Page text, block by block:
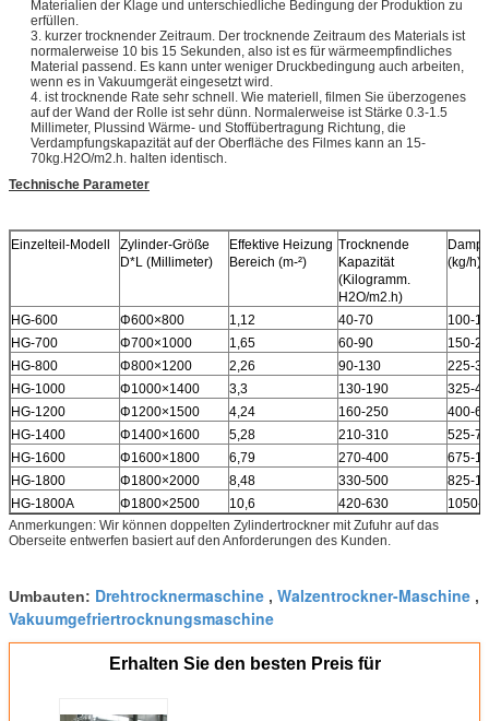
Materialien der Klage und unterschiedliche Bedingung der Produktion zu
erfüllen.
3. kurzer trocknender Zeitraum. Der trocknende Zeitraum des Materials ist
normalerweise 10 bis 15 Sekunden, also ist es für wärmeempfindliches
Material passend. Es kann unter weniger Druckbedingung auch arbeiten,
wenn es in Vakuumgerät eingesetzt wird.
4. ist trocknende Rate sehr schnell. Wie materiell, filmen Sie überzogenes
auf der Wand der Rolle ist sehr dünn. Normalerweise ist Stärke 0.3-1.5
Millimeter, Plussind Wärme- und Stoffübertragung Richtung, die
Verdampfungskapazität auf der Oberfläche des Filmes kann an 15-
70kg.H2O/m2.h. halten identisch.
Technische Parameter
Einzelteil-Modell
Zylinder-Größe
D*L (Millimeter)
Effektive Heizung
Bereich (m-²)
Trocknende
Kapazität
(Kilogramm.
H2O/m2.h)
(kg/h)
HG-600 Φ600×800 1,12 40-70
100-
HG-700
Φ700×1000 1,65 60-90
150-
HG-800
Φ800×1200 2,26 90-130
225-
HG-1000
Φ1000×1400 3,3 130-190
325-
HG-1200
Φ1200×1500 4,24 160-250
400-
HG-1400
Φ1400×1600 5,28 210-310
525-
HG-1600
Φ1600×1800 6,79 270-400
675-
HG-1800
Φ1800×2000 8,48 330-500
825-
HG-1800A
Φ1800×2500 10,6 420-630
1050-
Anmerkungen: Wir können doppelten Zylindertrockner mit Zufuhr auf das
Oberseite entwerfen basiert auf den Anforderungen des Kunden.
Umbauten: Drehtrocknermaschine , Walzentrockner-Maschine ,
Vakuumgefriertrocknungsmaschine
Erhalten Sie den besten Preis für